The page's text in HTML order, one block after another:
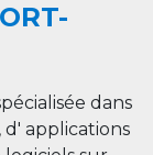
dans
applications